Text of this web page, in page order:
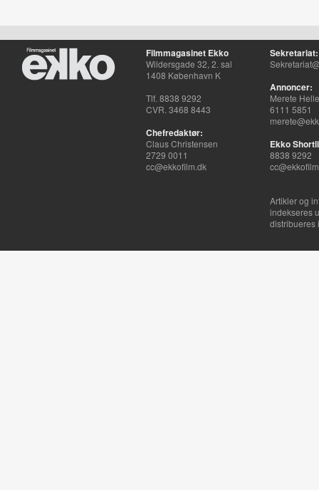
Filmmagasinet Ekko
Wildersgade 32, 2. sal
1408 København K
Tlf. 8838 9292
CVR. 3468 8443
Chefredaktør:
Claus Christensen
2729 0011
cc@ekkofilm.dk
Sekretariat:
Annoncer:
Merete
6111 5851
Ekko
8838 9292
Artikler og
indekseres
distribueres